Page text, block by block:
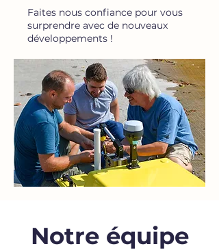
Faites nous confiance pour vous
surprendre avec de nouveaux
développements !
Notre équipe